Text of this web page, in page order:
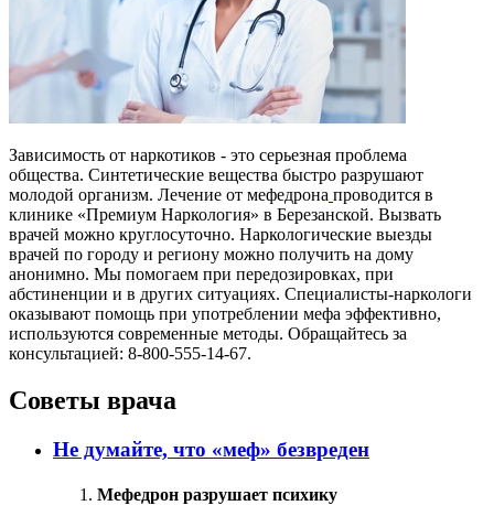
Зависимость от наркотиков - это серьезная проблема
общества. Синтетические вещества быстро разрушают
молодой организм. Лечение от мефедрона проводится в
клинике «Премиум Наркология» в Березанской. Вызвать
врачей можно круглосуточно. Наркологические выезды
врачей по городу и региону можно получить на дому
анонимно. Мы помогаем при передозировках, при
абстиненции и в других ситуациях. Специалисты-наркологи
оказывают помощь при употреблении мефа эффективно,
используются современные методы. Обращайтесь за
консультацией: 8-800-555-14-67.
Советы врача
Не думайте, что «меф» безвреден
Мефедрон разрушает психику